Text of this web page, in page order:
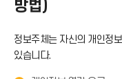
방법)
정보주체는 자신의 개인정
있습니다.